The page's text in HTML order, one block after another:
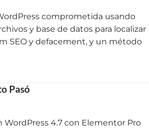
comprometida usando
y base de datos para localizar
SEO y defacement, y un método
Pasó
4.7 con Elementor Pro